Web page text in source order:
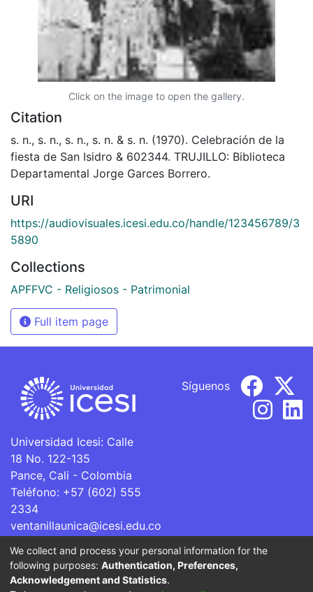
Click on the image to open the gallery.
Citation
s. n., s. n., s. n., s. n. & s. n. (1970). Celebración de la
fiesta de San Isidro & 602344. TRUJILLO: Biblioteca
Departamental Jorge Garces Borrero.
URI
https://audiovisuales.icesi.edu.co/handle/123456789/3
5890
Collections
APFFVC - Religiosos - Patrimonial
Full item page
Universidad Icesi: Calle
18 No. 122-135
Pance, Cali - Colombia
Teléfono: +57 (602) 555
2334
ventanillaunica@icesi.edu.co
Síguenos
La Universidad Icesi es una Institución de Educación
Superior que se encuentra sujeta a inspección y vigilancia
We collect and process your personal information for the
following purposes: Authentication, Preferences,
Acknowledgement and Statistics.